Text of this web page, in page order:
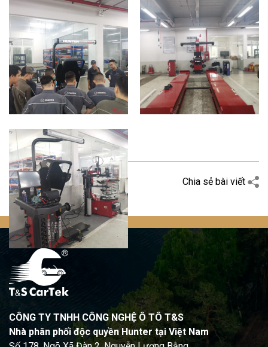
Quay trở lại Chia sẻ bài viết
CÔNG TY TNHH CÔNG NGHỆ Ô TÔ T&S
Nhà phân phối độc quyền Hunter tại Việt Nam